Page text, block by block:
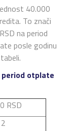
40.000
To znači
na period
posle godinu
otplate
RSD